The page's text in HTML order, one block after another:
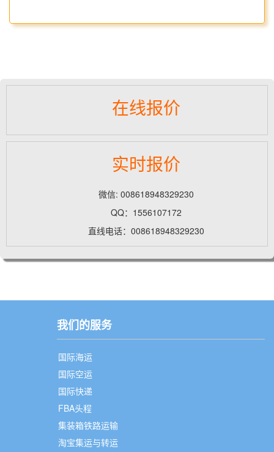
在线报价
实时报价
微信: 008618948329230
QQ：1556107172
直线电话：008618948329230
我们的服务
国际海运
国际空运
国际快递
FBA头程
集装箱铁路运输
淘宝集运与转运